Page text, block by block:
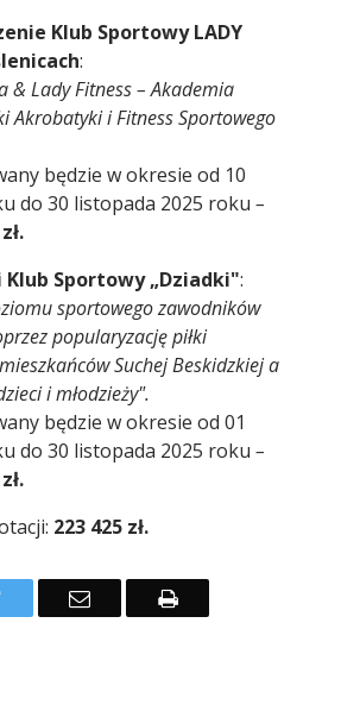
Klub Sportowy LADY
:
& Lady Fitness – Akademia
Akrobatyki i Fitness Sportowego
będzie w okresie od 10
do 30 listopada 2025 roku –
Sportowy „Dziadki":
sportowego zawodników
popularyzację piłki
Suchej Beskidzkiej a
i młodzieży".
będzie w okresie od 01
do 30 listopada 2025 roku –
223 425 zł.
Twitter Email Drukuj